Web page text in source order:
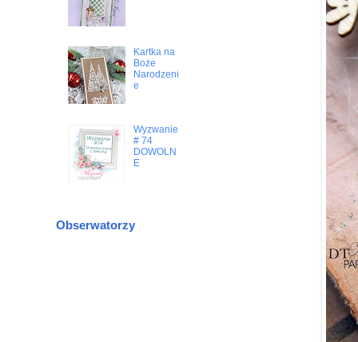
Kartka na
Boże
Narodzeni
e
Wyzwanie
# 74
DOWOLN
E
Obserwatorzy